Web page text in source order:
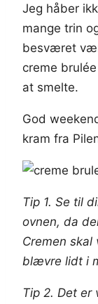
Jeg håber
mange trin
besværet
creme
at smelte.
God
kram fra
Tip 1. Se til
ovnen, da
Cremen
blævre lidt i
Tip 2. Det er